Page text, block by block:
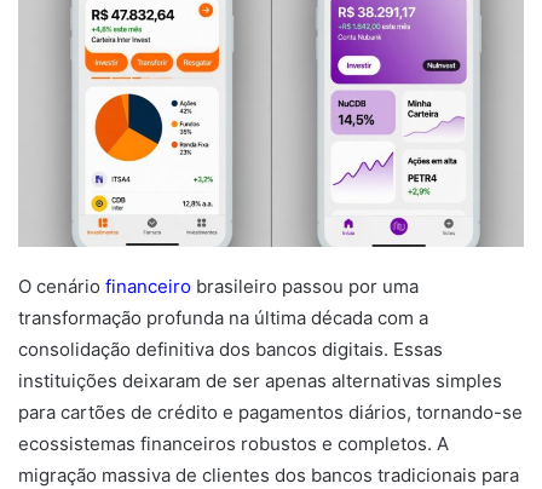
O cenário financeiro brasileiro passou por uma
transformação profunda na última década com a
consolidação definitiva dos bancos digitais. Essas
instituições deixaram de ser apenas alternativas simples
para cartões de crédito e pagamentos diários, tornando-se
ecossistemas financeiros robustos e completos. A
migração massiva de clientes dos bancos tradicionais para